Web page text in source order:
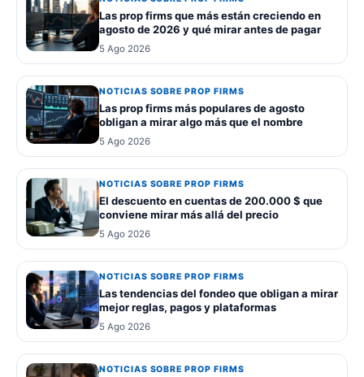
Las prop firms que más están creciendo en
agosto de 2026 y qué mirar antes de pagar
5 Ago 2026
NOTICIAS SOBRE PROP FIRMS
Las prop firms más populares de agosto
obligan a mirar algo más que el nombre
5 Ago 2026
NOTICIAS SOBRE PROP FIRMS
El descuento en cuentas de 200.000 $ que
conviene mirar más allá del precio
5 Ago 2026
NOTICIAS SOBRE PROP FIRMS
Las tendencias del fondeo que obligan a mirar
mejor reglas, pagos y plataformas
5 Ago 2026
NOTICIAS SOBRE PROP FIRMS